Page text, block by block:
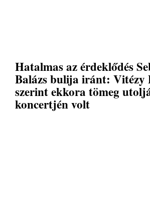
Hatalmas az érdeklődés
Balázs bulija iránt: Vitézy
szerint ekkora tömeg
koncertjén volt